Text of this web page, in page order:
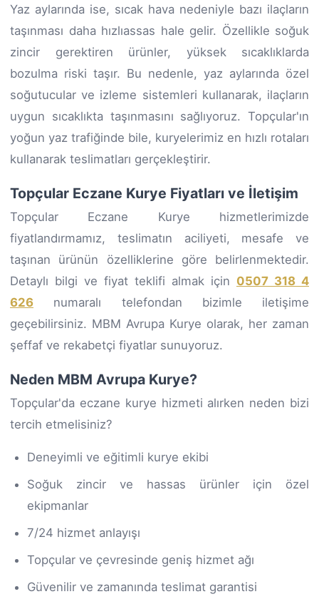
Yaz aylarında ise, sıcak hava nedeniyle bazı ilaçların
taşınması daha hızlıassas hale gelir. Özellikle soğuk
zincir gerektiren ürünler, yüksek sıcaklıklarda
bozulma riski taşır. Bu nedenle, yaz aylarında özel
soğutucular ve izleme sistemleri kullanarak, ilaçların
uygun sıcaklıkta taşınmasını sağlıyoruz. Topçular'ın
yoğun yaz trafiğinde bile, kuryelerimiz en hızlı rotaları
kullanarak teslimatları gerçekleştirir.
Topçular Eczane Kurye Fiyatları ve İletişim
Topçular Eczane Kurye hizmetlerimizde
fiyatlandırmamız, teslimatın aciliyeti, mesafe ve
taşınan ürünün özelliklerine göre belirlenmektedir.
Detaylı bilgi ve fiyat teklifi almak için 0507 318 4
626 numaralı telefondan bizimle iletişime
geçebilirsiniz. MBM Avrupa Kurye olarak, her zaman
şeffaf ve rekabetçi fiyatlar sunuyoruz.
Neden MBM Avrupa Kurye?
Topçular'da eczane kurye hizmeti alırken neden bizi
tercih etmelisiniz?
Deneyimli ve eğitimli kurye ekibi
Soğuk zincir ve hassas ürünler için özel
ekipmanlar
7/24 hizmet anlayışı
Topçular ve çevresinde geniş hizmet ağı
Güvenilir ve zamanında teslimat garantisi